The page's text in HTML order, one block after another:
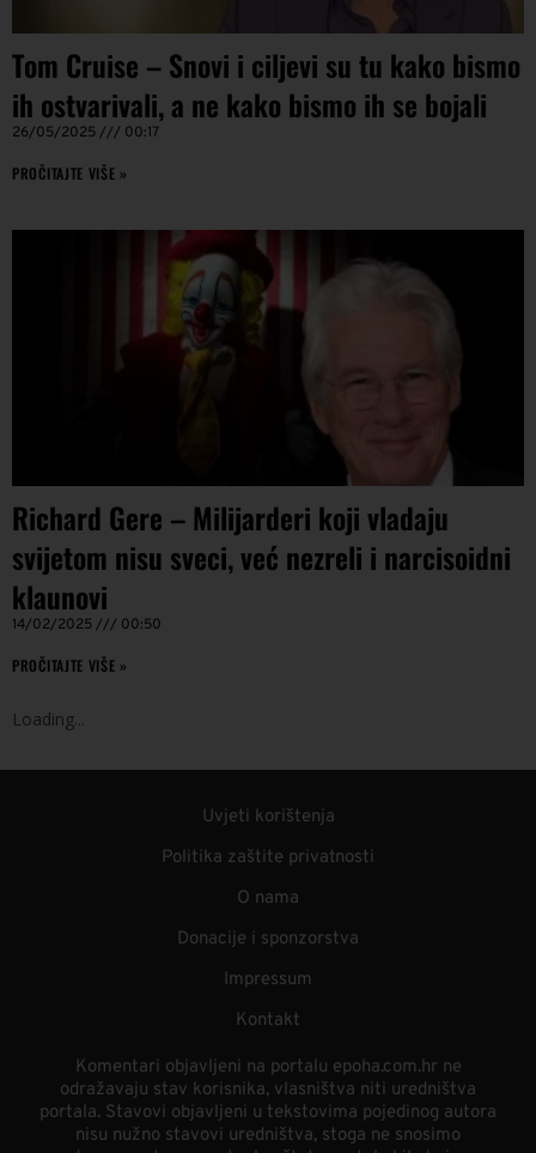
Tom Cruise – Snovi i ciljevi su tu kako bismo
ih ostvarivali, a ne kako bismo ih se bojali
26/05/2025 00:17
PROČITAJTE VIŠE »
Richard Gere – Milijarderi koji vladaju
svijetom nisu sveci, već nezreli i narcisoidni
klaunovi
14/02/2025 00:50
PROČITAJTE VIŠE »
Loading ..
Uvjeti korištenja
Politika zaštite privatnosti
O nama
Donacije i sponzorstva
Impressum
Kontakt
Komentari objavljeni na portalu epoha.com.hr ne
odražavaju stav korisnika, vlasništva niti uredništva
portala. Stavovi objavljeni u tekstovima pojedinog autora
nisu nužno stavovi uredništva, stoga ne snosimo